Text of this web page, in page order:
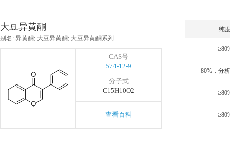
大豆异黄酮
别名: 异黄酮; 大豆异黄酮; 大豆异黄酮系列
CAS号
574-12-9
分子式
C15H10O2
查看百科
纯
80%，分